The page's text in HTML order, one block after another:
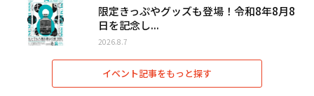
限定きっぷやグッズも登場！令和8年8月8
日を記念し...
2026.8.7
イベント記事をもっと探す